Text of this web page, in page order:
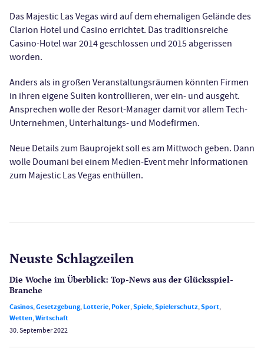
Das Majestic Las Vegas wird auf dem ehemaligen Gelände des
Clarion Hotel und Casino errichtet. Das traditionsreiche
Casino-Hotel war 2014 geschlossen und 2015 abgerissen
worden.
Anders als in großen Veranstaltungsräumen könnten Firmen
in ihren eigene Suiten kontrollieren, wer ein- und ausgeht.
Ansprechen wolle der Resort-Manager damit vor allem Tech-
Unternehmen, Unterhaltungs- und Modefirmen.
Neue Details zum Bauprojekt soll es am Mittwoch geben. Dann
wolle Doumani bei einem Medien-Event mehr Informationen
zum Majestic Las Vegas enthüllen.
Neuste Schlagzeilen
Die Woche im Überblick: Top-News aus der Glücksspiel-
Branche
Casinos,Gesetzgebung,Lotterie,Poker,Spiele,Spielerschutz,Sport,
Wetten,Wirtschaft
30. September 2022